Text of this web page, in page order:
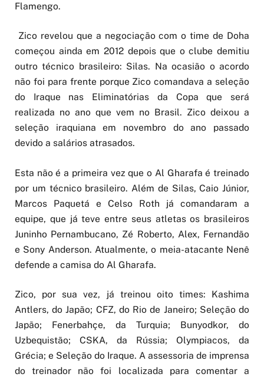
Flamengo.
Zico revelou que a negociação com o time de Doha
começou ainda em 2012 depois que o clube demitiu
outro técnico brasileiro: Silas. Na ocasião o acordo
não foi para frente porque Zico comandava a seleção
do Iraque nas Eliminatórias da Copa que será
realizada no ano que vem no Brasil. Zico deixou a
seleção iraquiana em novembro do ano passado
devido a salários atrasados.
Esta não é a primeira vez que o Al Gharafa é treinado
por um técnico brasileiro. Além de Silas, Caio Júnior,
Marcos Paquetá e Celso Roth já comandaram a
equipe, que já teve entre seus atletas os brasileiros
Juninho Pernambucano, Zé Roberto, Alex, Fernandão
e Sony Anderson. Atualmente, o meia-atacante Nenê
defende a camisa do Al Gharafa.
Zico, por sua vez, já treinou oito times: Kashima
Antlers, do Japão; CFZ, do Rio de Janeiro; Seleção do
Japão; Fenerbahçe, da Turquia; Bunyodkor, do
Uzbequistão; CSKA, da Rússia; Olympiacos, da
Grécia; e Seleção do Iraque. A assessoria de imprensa
do treinador não foi localizada para comentar a